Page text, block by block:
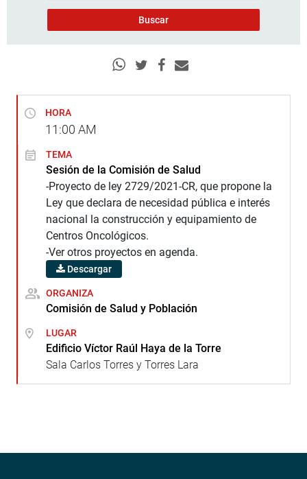
HORA
11:00 AM
TEMA
Sesión de la Comisión de Salud
-Proyecto de ley 2729/2021-CR, que propone la
Ley que declara de necesidad pública e interés
nacional la construcción y equipamiento de
Centros Oncológicos.
-Ver otros proyectos en agenda.
Descargar
ORGANIZA
Comisión de Salud y Población
LUGAR
Edificio Víctor Raúl Haya de la Torre
Sala Carlos Torres y Torres Lara